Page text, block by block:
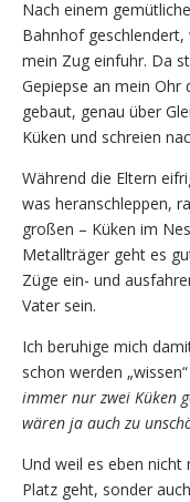
Nach einem
Bahnhof
mein Zug einfuhr. Da
Gepiepse an mein Ohr
gebaut, genau über
Küken und schreien
Während die Eltern
was heranschleppen,
großen – Küken im
Metallträger geht es
Züge ein- und
Vater sein.
Ich beruhige mich
schon werden
immer nur zwei Küken
wären ja auch zu
Und weil es eben
Platz geht, sonder